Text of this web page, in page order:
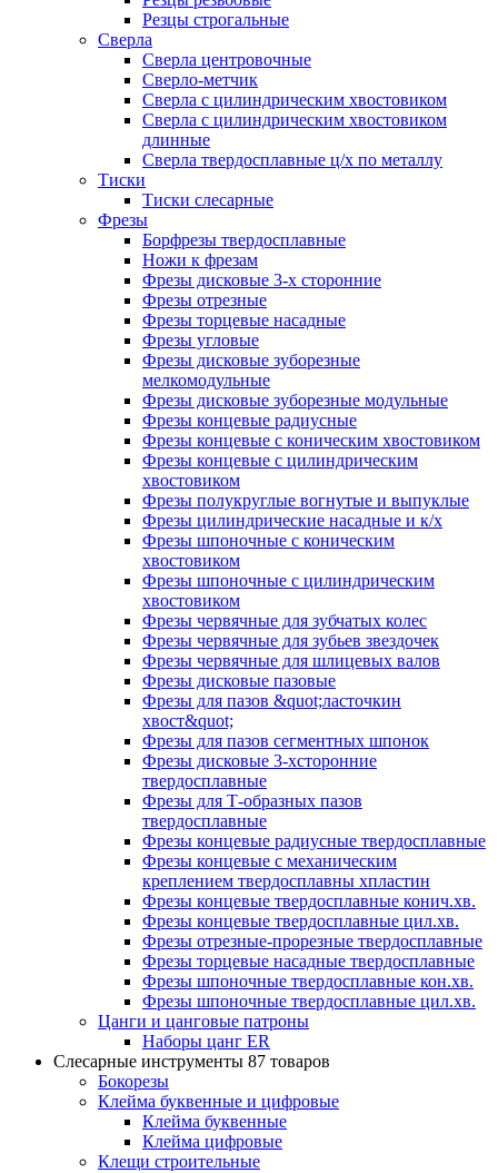
Резцы строгальные
Сверла
Сверла центровочные
Сверло-метчик
Сверла с цилиндрическим хвостовиком
Сверла с цилиндрическим хвостовиком
длинные
Сверла твердосплавные ц/х по металлу
Тиски
Тиски слесарные
Фрезы
Борфрезы твердосплавные
Ножи к фрезам
Фрезы дисковые 3-х сторонние
Фрезы отрезные
Фрезы торцевые насадные
Фрезы угловые
Фрезы дисковые зуборезные
мелкомодульные
Фрезы дисковые зуборезные модульные
Фрезы концевые радиусные
Фрезы концевые с коническим хвостовиком
Фрезы концевые с цилиндрическим
хвостовиком
Фрезы полукруглые вогнутые и выпуклые
Фрезы цилиндрические насадные и к/х
Фрезы шпоночные с коническим
хвостовиком
Фрезы шпоночные с цилиндрическим
хвостовиком
Фрезы червячные для зубчатых колес
Фрезы червячные для зубьев звездочек
Фрезы червячные для шлицевых валов
Фрезы дисковые пазовые
Фрезы для пазов &quot;ласточкин
хвост&quot;
Фрезы для пазов сегментных шпонок
Фрезы дисковые 3-хсторонние
твердосплавные
Фрезы для Т-образных пазов
твердосплавные
Фрезы концевые радиусные твердосплавные
Фрезы концевые с механическим
креплением твердосплавны хпластин
Фрезы концевые твердосплавные конич.хв.
Фрезы концевые твердосплавные цил.хв.
Фрезы отрезные-прорезные твердосплавные
Фрезы торцевые насадные твердосплавные
Фрезы шпоночные твердосплавные кон.хв.
Фрезы шпоночные твердосплавные цил.хв.
Цанги и цанговые патроны
Наборы цанг ER
Слесарные инструменты 87 товаров
Бокорезы
Клейма буквенные и цифровые
Клейма буквенные
Клейма цифровые
Клещи строительные